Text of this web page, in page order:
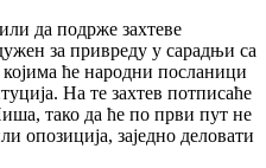
да подрже захтеве
за привреду у сарадњи са
ће народни посланици
На те захтев потписаће
тако да ће по први пут не
опозиција, заједно деловати